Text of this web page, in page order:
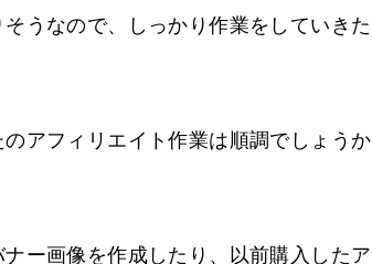
うなので、しっかり作業をしていきた
のアフィリエイト作業は順調でしょうか
ナー画像を作成したり、以前購入した